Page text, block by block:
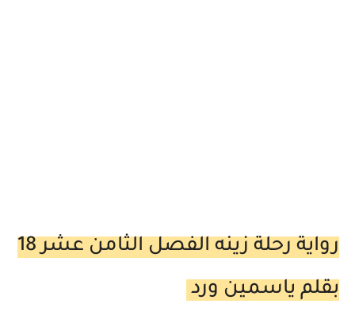
رواية رحلة زينه الفصل الثامن عشر 18
بقلم ياسمين ورد